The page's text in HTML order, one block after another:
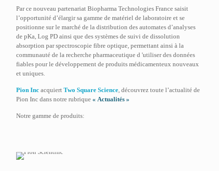
Par ce nouveau partenariat Biopharma Technologies France saisit
l’opportunité d’élargir sa gamme de matériel de laboratoire et se
positionne sur le marché de la distribution des automates d’analyses
de pKa, Log PD ainsi que des systèmes de suivi de dissolution
absorption par spectroscopie fibre optique, permettant ainsi à la
communauté de la recherche pharmaceutique d 'utiliser des données
fiables pour le développement de produits médicamenteux nouveaux
et uniques.
Pion Inc acquiert Two Square Science, découvrez toute l’actualité de
Pion Inc dans notre rubrique « Actualités »
Notre gamme de produits: